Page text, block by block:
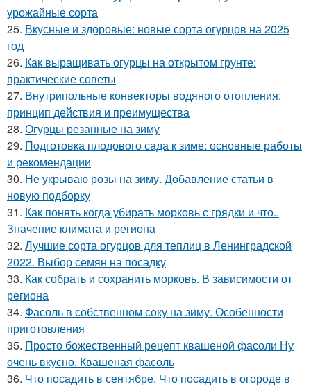
урожайные сорта
25. Вкусные и здоровые: новые сорта огурцов на 2025
год
26. Как выращивать огурцы на открытом грунте:
практические советы
27. Внутрипольные конвекторы водяного отопления:
принцип действия и преимущества
28. Огурцы резанные на зиму
29. Подготовка плодового сада к зиме: основные работы
и рекомендации
30. Не укрываю розы на зиму. Добавление статьи в
новую подборку
31. Как понять когда убирать морковь с грядки и что..
Значение климата и региона
32. Лучшие сорта огурцов для теплиц в Ленинградской
2022. Выбор семян на посадку
33. Как собрать и сохранить морковь. В зависимости от
региона
34. Фасоль в собственном соку на зиму. Особенности
приготовления
35. Просто божественный рецепт квашеной фасоли Ну
очень вкусно. Квашеная фасоль
36. Что посадить в сентябре. Что посадить в огороде в